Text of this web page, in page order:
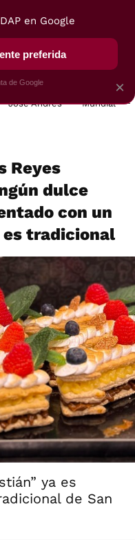
VEGUI
José Andrés Mundial
Reyes
dulce
con un
es tradicional
ya es
de San
×
en Google
preferida
de Google